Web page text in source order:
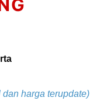
dan harga terupdate)